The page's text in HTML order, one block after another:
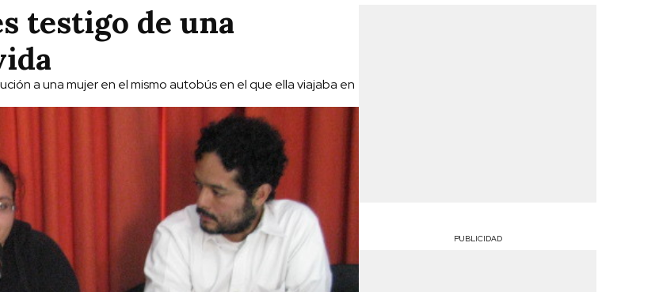
testigo de una
a una mujer en el mismo autobús en el que ella viajaba en
PUBLICIDAD